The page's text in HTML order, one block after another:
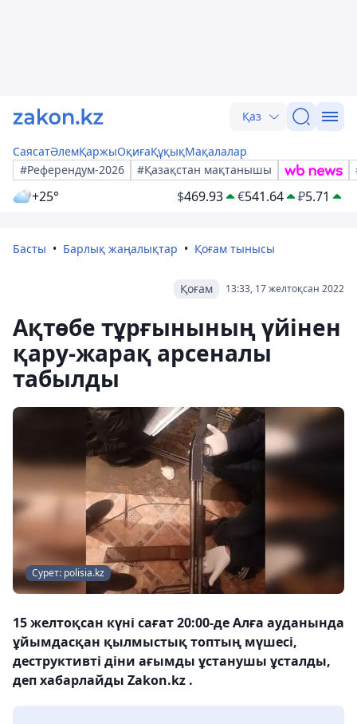
Қаз
СаясатӘлемҚаржыОқиғаҚұқықМақалалар
#Референдум-2026
#Қазақстан мақтанышы
+25° $469.93 €541.64 ₽5.71
Басты Барлық жаңалықтар Қоғам тынысы
13:33, 17 желтоқсан 2022
Қоғам
Ақтөбе тұрғынының үйінен
қару-жарақ арсеналы
табылды
Сурет: polisia.kz
15 желтоқсан күні сағат 20:00-де Алға ауданында
ұйымдасқан қылмыстық топтың мүшесі,
деструктивті діни ағымды ұстанушы ұсталды,
деп хабарлайды Zakon.kz .